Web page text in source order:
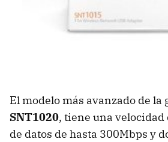
El modelo más avanzado de la
SNT1020, tiene una
de datos de hasta 300Mbps y